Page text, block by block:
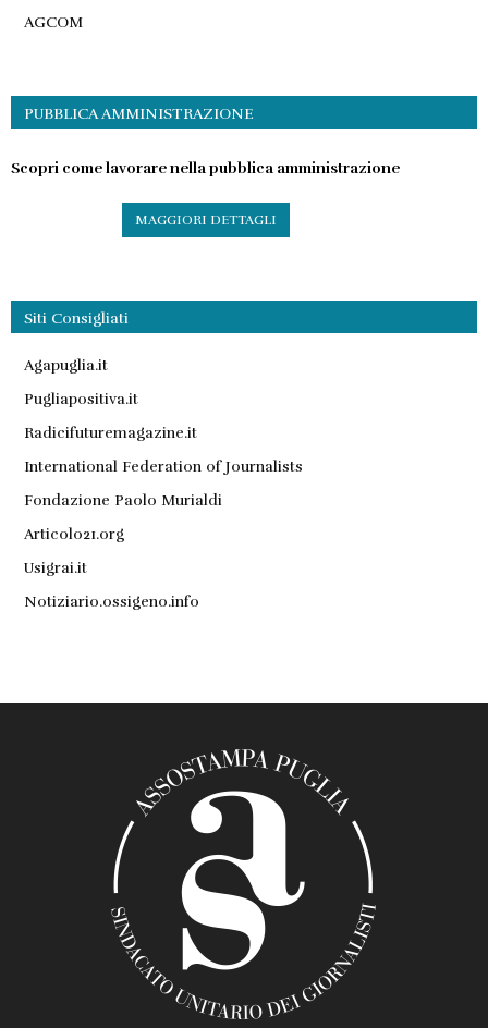
AGCOM
PUBBLICA AMMINISTRAZIONE
Scopri come lavorare nella pubblica amministrazione
MAGGIORI DETTAGLI
Siti Consigliati
Agapuglia.it
Pugliapositiva.it
Radicifuturemagazine.it
International Federation of Journalists
Fondazione Paolo Murialdi
Articolo21.org
Usigrai.it
Notiziario.ossigeno.info